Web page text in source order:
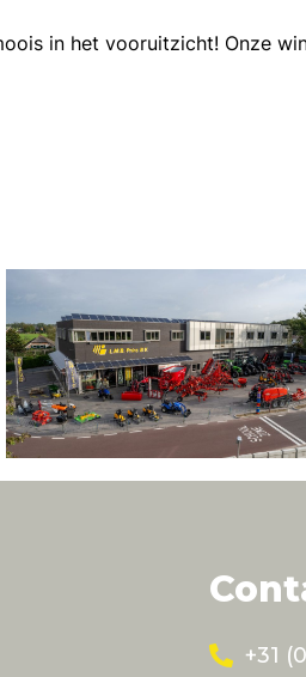
in het vooruitzicht! Onze
+31